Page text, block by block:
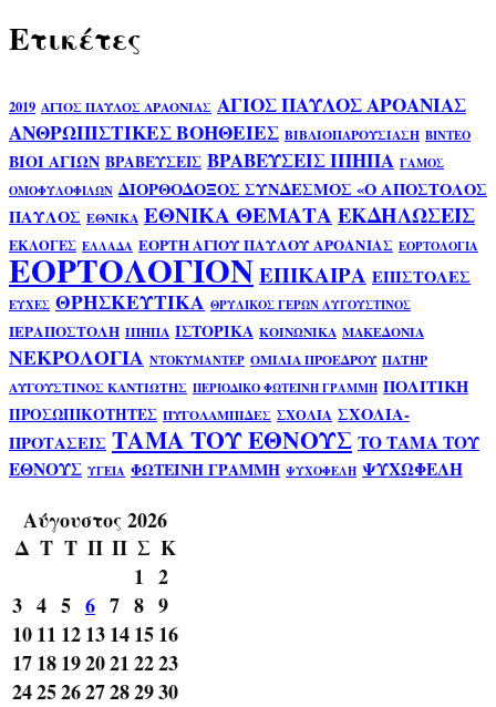
Ετικέτες
2019 ΑΓΙΟΣ ΠΑΥΛΟΣ ΑΡΑΟΝΙΑΣ ΑΓΙΟΣ ΠΑΥΛΟΣ ΑΡΟΑΝΙΑΣ
ΑΝΘΡΩΠΙΣΤΙΚΕΣ ΒΟΗΘΕΙΕΣ ΒΙΒΛΙΟΠΑΡΟΥΣΙΑΣΗ ΒΙΝΤΕΟ
ΒΙΟΙ ΑΓΙΩΝ ΒΡΑΒΕΥΣΕΙΣ ΒΡΑΒΕΥΣΕΙΣ ΙΠΗΠΑ ΓΑΜΟΣ
ΟΜΟΦΥΛΟΦΙΛΩΝ ΔΙΟΡΘΟΔΟΞΟΣ ΣΥΝΔΕΣΜΟΣ «Ο ΑΠΟΣΤΟΛΟΣ
ΠΑΥΛΟΣ ΕΘΝΙΚΑ ΕΘΝΙΚΑ ΘΕΜΑΤΑΕΚΔΗΛΩΣΕΙΣ
ΕΚΛΟΓΕΣ ΕΛΛΑΔΑ ΕΟΡΤΗ ΑΓΙΟΥ ΠΑΥΛΟΥ ΑΡΟΑΝΙΑΣ ΕΟΡΤΟΛΟΓΙΑ
ΕΟΡΤΟΛΟΓΙΟΝΕΠΙΚΑΙΡΑ ΕΠΙΣΤΟΛΕΣ
ΕΥΧΕΣ ΘΡΗΣΚΕΥΤΙΚΑ ΘΡΥΛΙΚΟΣ ΓΕΡΩΝ ΑΥΓΟΥΣΤΙΝΟΣ
ΙΕΡΑΠΟΣΤΟΛΗ ΙΠΗΠΑ ΙΣΤΟΡΙΚΑ ΚΟΙΝΩΝΙΚΑ ΜΑΚΕΔΟΝΙΑ
ΝΕΚΡΟΛΟΓΙΑ ΝΤΟΚΥΜΑΝΤΕΡ ΟΜΙΛΙΑ ΠΡΟΕΔΡΟΥ ΠΑΤΗΡ
ΑΥΓΟΥΣΤΙΝΟΣ ΚΑΝΤΙΩΤΗΣ ΠΕΡΙΟΔΙΚΟ ΦΩΤΕΙΝΗ ΓΡΑΜΜΗ ΠΟΛΙΤΙΚΗ
ΠΡΟΣΩΠΙΚΟΤΗΤΕΣ ΠΥΓΟΛΑΜΠΙΔΕΣ ΣΧΟΛΙΑ ΣΧΟΛΙΑ-
ΠΡΟΤΑΣΕΙΣ ΤΑΜΑ ΤΟΥ ΕΘΝΟΥΣ ΤΟ ΤΑΜΑ ΤΟΥ
ΕΘΝΟΥΣ ΥΓΕΙΑ ΦΩΤΕΙΝΗ ΓΡΑΜΜΗ ΨΥΧΟΦΕΛΗ ΨΥΧΩΦΕΛΗ
Αύγουστος 2026
Δ Τ Τ Π Π Σ Κ
1 2
3 4 5 6 7 8 9
1011 1213141516
17181920212223
24252627282930